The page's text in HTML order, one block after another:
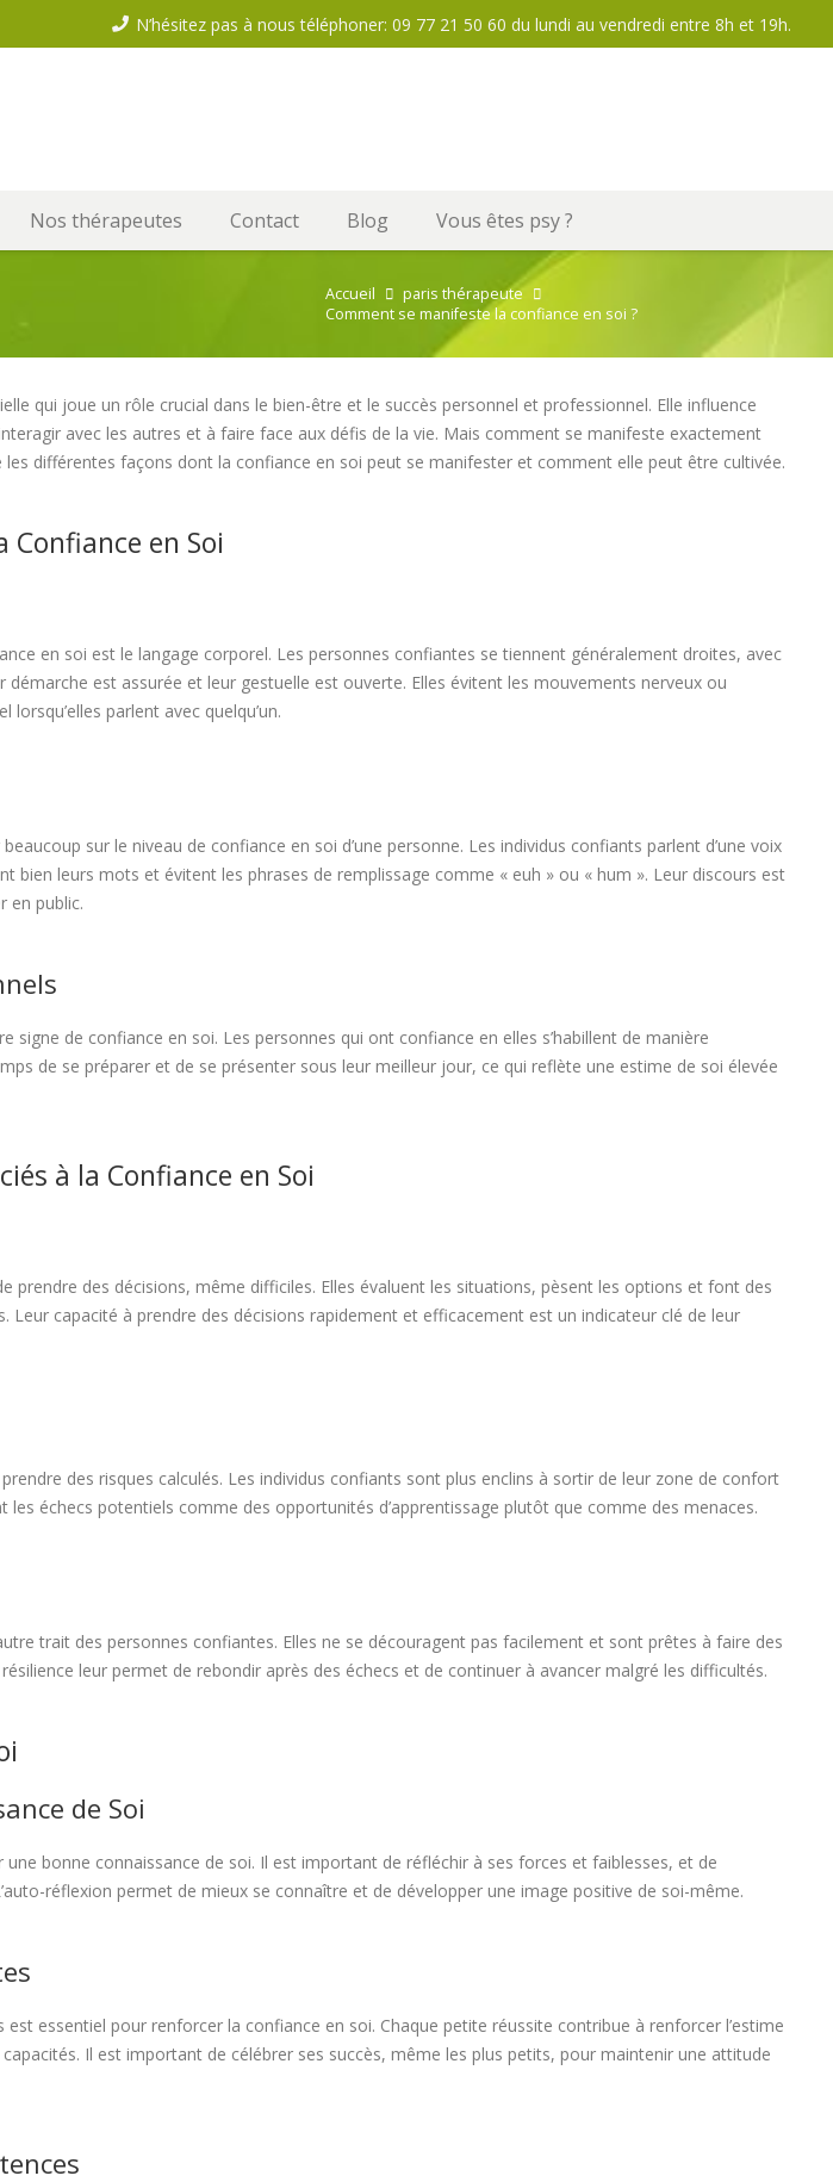
N’hésitez pas à nous téléphoner: 09 77 21 50 60 du lundi au vendredi entre 8h et 19h.
Nos thérapeutes Contact Blog Vous êtes psy ?
Accueil
paris thérapeute
Comment se manifeste la confiance en soi ?
qui joue un rôle crucial dans le bien-être et le succès personnel et professionnel. Elle influence
avec les autres et à faire face aux défis de la vie. Mais comment se manifeste exactement
différentes façons dont la confiance en soi peut se manifester et comment elle peut être cultivée.
Confiance en Soi
en soi est le langage corporel. Les personnes confiantes se tiennent généralement droites, avec
est assurée et leur gestuelle est ouverte. Elles évitent les mouvements nerveux ou
parlent avec quelqu’un.
sur le niveau de confiance en soi d’une personne. Les individus confiants parlent d’une voix
bien leurs mots et évitent les phrases de remplissage comme « euh » ou « hum ». Leur discours est
en public.
signe de confiance en soi. Les personnes qui ont confiance en elles s’habillent de manière
de se préparer et de se présenter sous leur meilleur jour, ce qui reflète une estime de soi élevée
à la Confiance en Soi
prendre des décisions, même difficiles. Elles évaluent les situations, pèsent les options et font des
Leur capacité à prendre des décisions rapidement et efficacement est un indicateur clé de leur
des risques calculés. Les individus confiants sont plus enclins à sortir de leur zone de confort
les échecs potentiels comme des opportunités d’apprentissage plutôt que comme des menaces.
trait des personnes confiantes. Elles ne se découragent pas facilement et sont prêtes à faire des
leur permet de rebondir après des échecs et de continuer à avancer malgré les difficultés.
de Soi
bonne connaissance de soi. Il est important de réfléchir à ses forces et faiblesses, et de
réflexion permet de mieux se connaître et de développer une image positive de soi-même.
essentiel pour renforcer la confiance en soi. Chaque petite réussite contribue à renforcer l’estime
Il est important de célébrer ses succès, même les plus petits, pour maintenir une attitude